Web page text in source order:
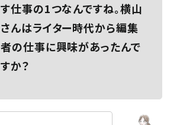
す仕事の1つなんですね。横山
さんはライター時代から編集
者の仕事に興味があったんで
すか？